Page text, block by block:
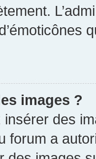
images ?
des
forum a